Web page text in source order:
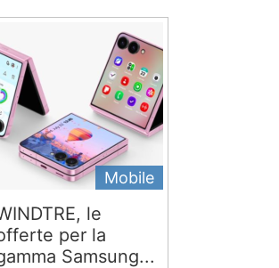
Mobile
le
per la
Samsung...